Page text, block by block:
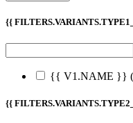
{{
{{ V1.NAME }}
{{